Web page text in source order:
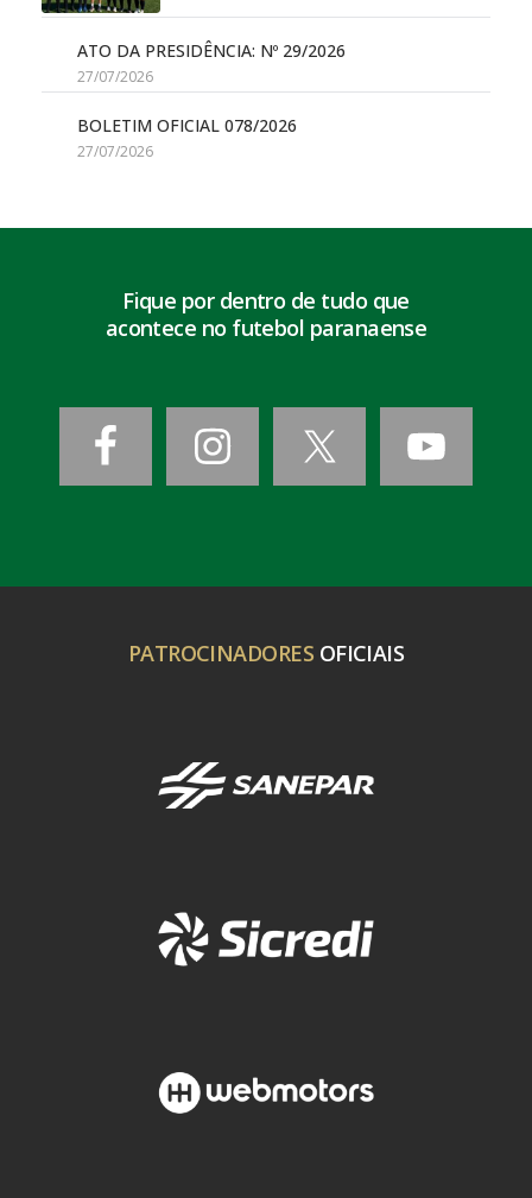
ATO DA PRESIDÊNCIA: Nº 29/2026
27/07/2026
BOLETIM OFICIAL 078/2026
27/07/2026
Fique por dentro de tudo que
acontece no futebol paranaense
PATROCINADORES OFICIAIS